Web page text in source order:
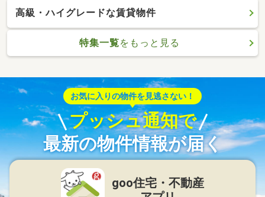
高級・ハイグレードな賃貸物件
特集一覧をもっと見る
お気に入りの物件を見逃さない！
プッシュ通知で
最新の物件情報が届く
goo住宅・不動産